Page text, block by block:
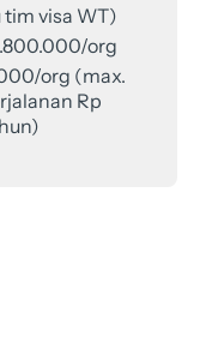
tim visa WT)
org
org (max.
Rp